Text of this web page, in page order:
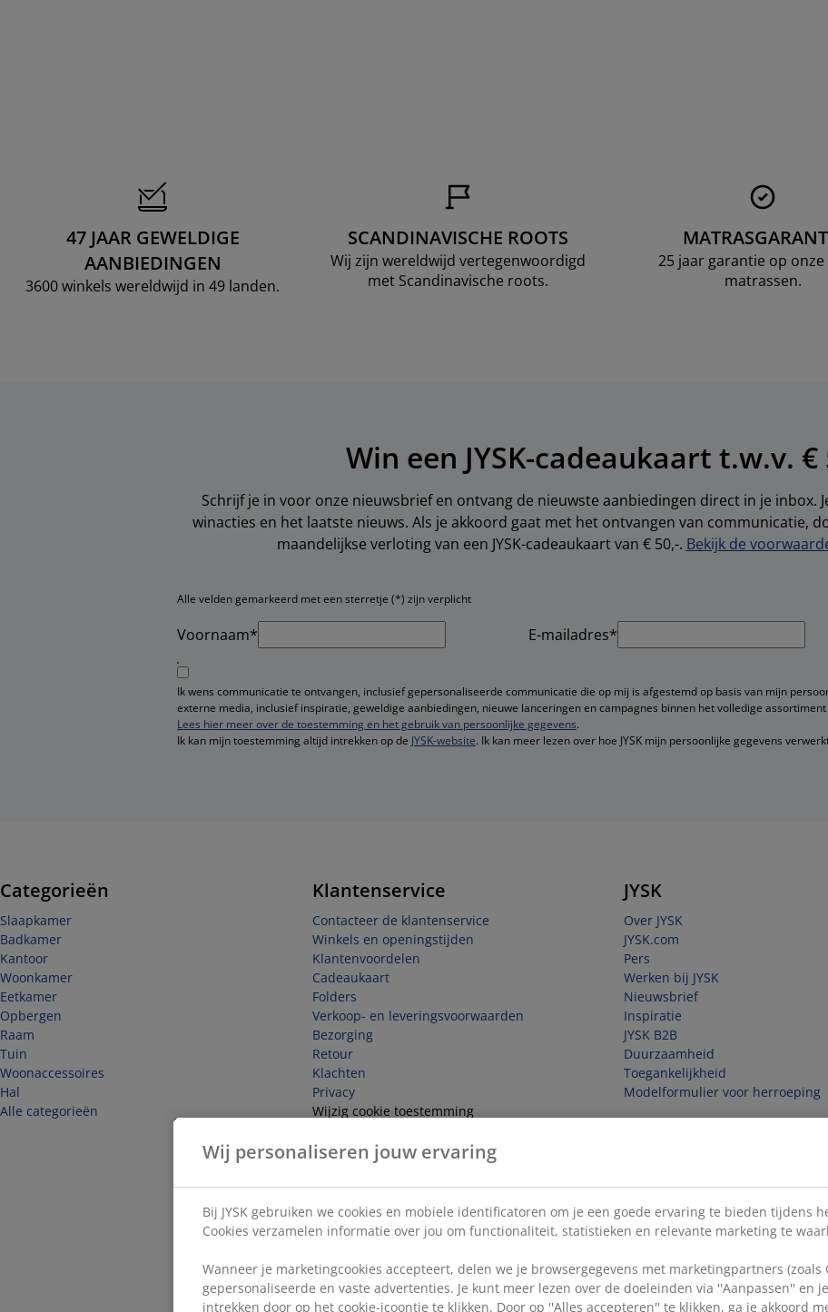
47 JAAR GEWELDIGE
AANBIEDINGEN
3600 winkels wereldwijd in 49 landen.
SCANDINAVISCHE ROOTS
Wij zijn wereldwijd vertegenwoordigd
met Scandinavische roots.
25 jaar garantie op onze
matrassen.
Win een JYSK-cadeaukaart t.w.v. €
Schrijf je in voor onze nieuwsbrief en ontvang de nieuwste aanbiedingen direct in je inbox.
winacties en het laatste nieuws. Als je akkoord gaat met het ontvangen van communicatie,
maandelijkse verloting van een JYSK-cadeaukaart van € 50,-. Bekijk de
Alle velden gemarkeerd met een sterretje (*) zijn verplicht
Voornaam* E-mailadres*
Ik wens communicatie te ontvangen, inclusief gepersonaliseerde communicatie die op mij is afgestemd op basis van mijn
externe media, inclusief inspiratie, geweldige aanbiedingen, nieuwe lanceringen en campagnes binnen het volledige assortiment
Lees hier meer over de toestemming en het gebruik van persoonlijke gegevens.
Ik kan mijn toestemming altijd intrekken op de JYSK-website. Ik kan meer lezen over hoe JYSK mijn persoonlijke gegevens
Categorieën
Slaapkamer
Badkamer
Kantoor
Woonkamer
Eetkamer
Opbergen
Raam
Tuin
Woonaccessoires
Hal
Alle categorieën
Klantenservice
Contacteer de klantenservice
Winkels en openingstijden
Klantenvoordelen
Cadeaukaart
Folders
Verkoop- en leveringsvoorwaarden
Bezorging
Retour
Klachten
Privacy
Wijzig cookie toestemming
Herroep hier de overeenkomst
JYSK
Over JYSK
JYSK.com
Pers
Werken bij JYSK
Nieuwsbrief
Inspiratie
JYSK B2B
Duurzaamheid
Toegankelijkheid
Modelformulier voor herroeping
Wij personaliseren jouw ervaring
Bij JYSK gebruiken we cookies en mobiele identificatoren om je een goede ervaring te bieden tijdens
Cookies verzamelen informatie over jou om functionaliteit, statistieken en relevante marketing te
Wanneer je marketingcookies accepteert, delen we je browsergegevens met marketingpartners (zoals
gepersonaliseerde en vaste advertenties. Je kunt meer lezen over de doeleinden via ''Aanpassen'' en
intrekken door op het cookie-icoontje te klikken. Door op ''Alles accepteren'' te klikken, ga je akkoord